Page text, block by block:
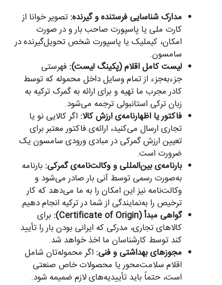
مدارک شناسایی فرستنده و گیرنده: تصویر خوانا از
کارت ملی یا پاسپورت صاحب بار و در صورت
امکان، کیملیک یا پاسپورت شخص تحویل‌گیرنده در
سامسون.
لیست کامل اقلام (پکینگ لیست): فهرستی
جزء‌به‌جزء از تمام وسایل داخل محموله که توسط
کادر مجرب ما تهیه و برای ارائه به گمرک ترکیه به
زبان ترکی استانبولی ترجمه می‌شود.
فاکتور یا اظهارنامه‌ی ارزش کالا: اگر کالایی نو یا
تجاری ارسال می‌کنید، ارائه‌ی فاکتور معتبر برای
تعیین ارزش گمرکی در مبادی ورودی سامسون یک
ضرورت است.
بارنامه‌ی بین‌المللی و وکالت‌نامه‌ی گمرکی: بارنامه
به‌صورت رسمی توسط آنی بار صادر می‌شود و
وکالت‌نامه نیز این امکان را به ما می‌دهد که کار
ترخیص را به‌نمایندگی از شما در ترکیه انجام دهیم.
گواهی مبدأ (Certificate of Origin):
برای
کالاهای تجاری، مدرکی که ایرانی بودن بار را تأیید
کند توسط کارشناسان ما اخذ خواهد شد.
مجوزهای بهداشتی و فنی: اگر محموله‌تان شامل
اقلام سلامت‌محور یا محصولات خاص صنعتی
است، حتماً باید تأییدیه‌های لازم ضمیمه شود.